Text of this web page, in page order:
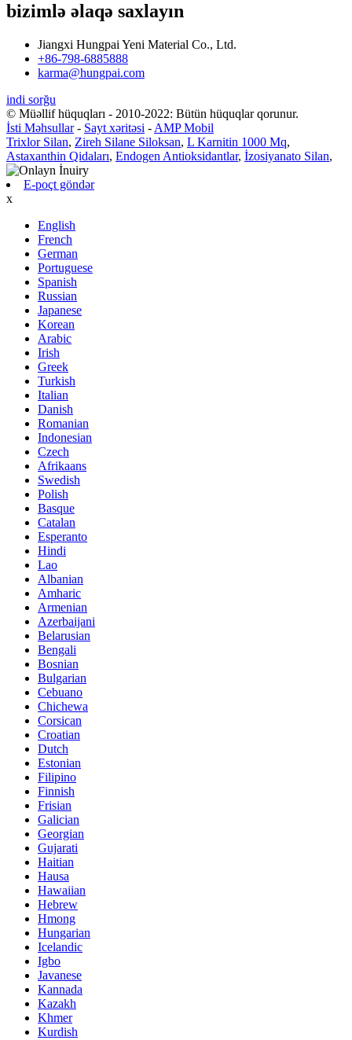
bizimlə əlaqə saxlayın
Jiangxi Hungpai Yeni Material Co., Ltd.
+86-798-6885888
karma@hungpai.com
indi sorğu
© Müəllif hüquqları - 2010-2022: Bütün hüquqlar qorunur.
İsti Məhsullar- Sayt xəritəsi - AMP Mobil
Trixlor Silan, Zireh Silane Siloksan, L Karnitin 1000 Mq,
Astaxanthin Qidaları, Endogen Antioksidantlar, İzosiyanato Silan,
E-poçt göndər
x
English
French
German
Portuguese
Spanish
Russian
Japanese
Korean
Arabic
Irish
Greek
Turkish
Italian
Danish
Romanian
Indonesian
Czech
Afrikaans
Swedish
Polish
Basque
Catalan
Esperanto
Hindi
Lao
Albanian
Amharic
Armenian
Azerbaijani
Belarusian
Bengali
Bosnian
Bulgarian
Cebuano
Chichewa
Corsican
Croatian
Dutch
Estonian
Filipino
Finnish
Frisian
Galician
Georgian
Gujarati
Haitian
Hausa
Hawaiian
Hebrew
Hmong
Hungarian
Icelandic
Igbo
Javanese
Kannada
Kazakh
Khmer
Kurdish